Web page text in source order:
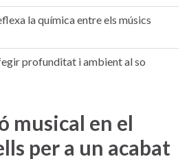
la química entre els músics
profunditat ​i ambient ​al ⁤so
musical ⁢en​ el
per a un‌ acabat⁢